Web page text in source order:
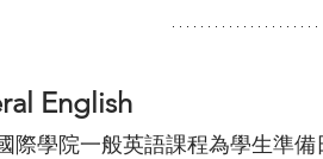
English
際學院一般英語課程為學生準